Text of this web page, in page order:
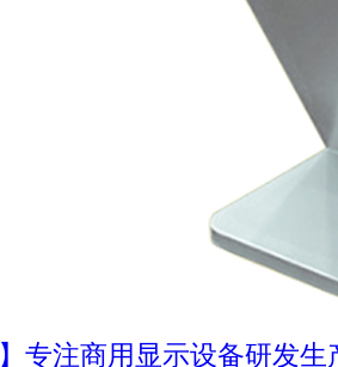
】专注商用显示设备研发